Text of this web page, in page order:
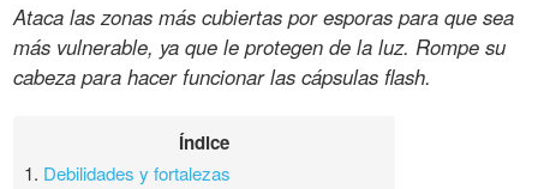
Ataca las zonas más cubiertas por esporas para que sea
más vulnerable, ya que le protegen de la luz. Rompe su
cabeza para hacer funcionar las cápsulas flash.
Índice
1. Debilidades y fortalezas